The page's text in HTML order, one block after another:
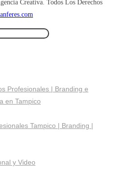
Creativa. Todos Los Derechos
Profesionales | Branding e
en Tampico
Tampico | Branding |
y Video